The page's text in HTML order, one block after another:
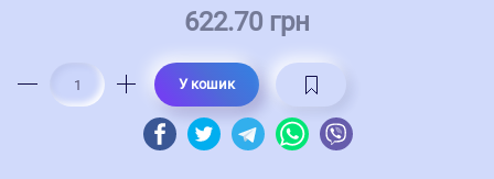
622.70 грн
У кошик